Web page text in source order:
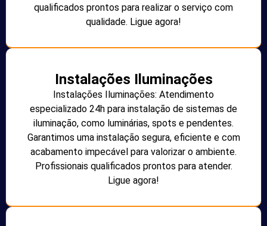
qualificados prontos para realizar o serviço com
qualidade. Ligue agora!
Instalações Iluminações
Instalações Iluminações: Atendimento
especializado 24h para instalação de sistemas de
iluminação, como luminárias, spots e pendentes.
Garantimos uma instalação segura, eficiente e com
acabamento impecável para valorizar o ambiente.
Profissionais qualificados prontos para atender.
Ligue agora!